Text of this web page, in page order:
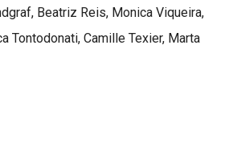
Beatriz Reis, Monica Viqueira,
Tontodonati, Camille Texier, Marta